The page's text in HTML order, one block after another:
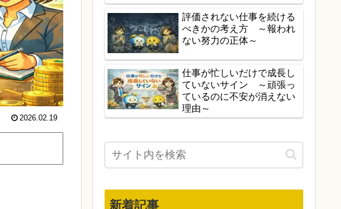
2026.02.19
と～
評価されない仕事を続ける
べきかの考え方 ～報われ
ない努力の正体～
仕事が忙しいだけで成長し
ていないサイン ～頑張っ
ているのに不安が消えない
理由～
新着記事